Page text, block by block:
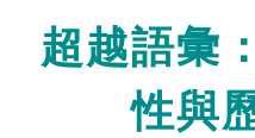
超越語彙
性與